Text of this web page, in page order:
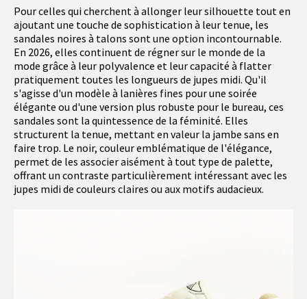
Pour celles qui cherchent à allonger leur silhouette tout en
ajoutant une touche de sophistication à leur tenue, les
sandales noires à talons sont une option incontournable.
En 2026, elles continuent de régner sur le monde de la
mode grâce à leur polyvalence et leur capacité à flatter
pratiquement toutes les longueurs de jupes midi. Qu'il
s'agisse d'un modèle à lanières fines pour une soirée
élégante ou d'une version plus robuste pour le bureau, ces
sandales sont la quintessence de la féminité. Elles
structurent la tenue, mettant en valeur la jambe sans en
faire trop. Le noir, couleur emblématique de l'élégance,
permet de les associer aisément à tout type de palette,
offrant un contraste particulièrement intéressant avec les
jupes midi de couleurs claires ou aux motifs audacieux.